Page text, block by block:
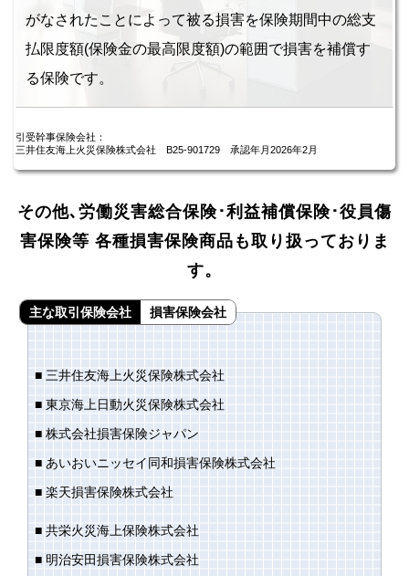
がなされたことによって被る損害を保険期間中の総支
払限度額(保険金の最高限度額)の範囲で損害を補償す
る保険です。
引受幹事保険会社：
三井住友海上火災保険株式会社 B25-901729 承認年月2026年2月
その他､労働災害総合保険･利益補償保険･役員傷
害保険等 各種損害保険商品も取り扱っておりま
す。
主な取引保険会社 損害保険会社
■ 三井住友海上火災保険株式会社
■ 東京海上日動火災保険株式会社
■ 株式会社損害保険ジャパン
■ あいおいニッセイ同和損害保険株式会社
■ 楽天損害保険株式会社
■ 共栄火災海上保険株式会社
■ 明治安田損害保険株式会社